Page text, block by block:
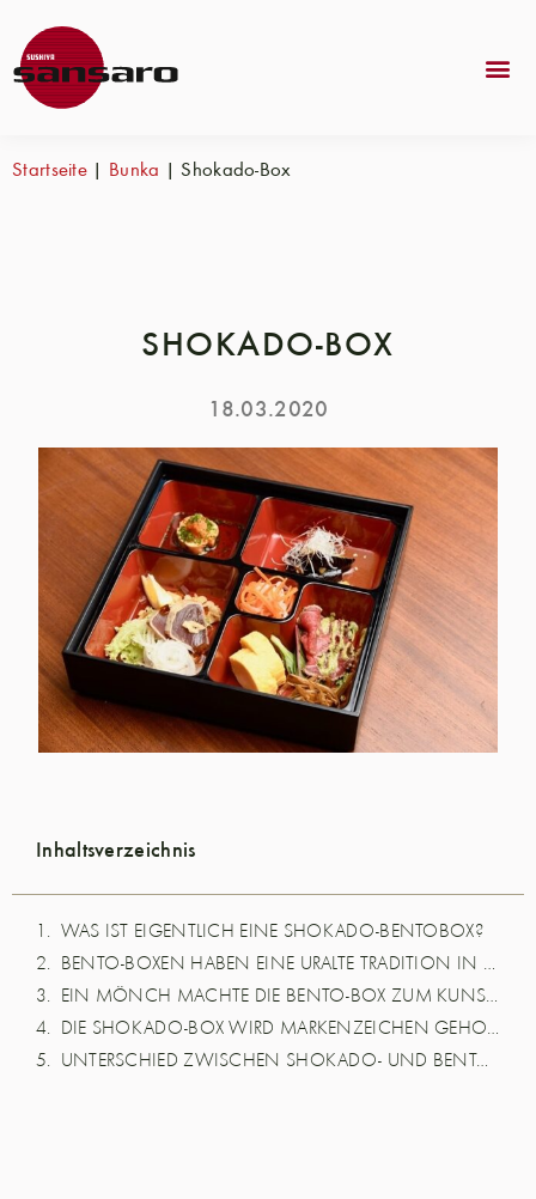
Startseite | Bunka |Shokado-Box
SHOKADO-BOX
18.03.2020
Inhaltsverzeichnis
WAS IST EIGENTLICH EINE SHOKADO-BENTOBOX?
BENTO-BOXEN HABEN EINE URALTE TRADITION IN DER JAPANISCHEN KÜCHE
EIN MÖNCH MACHTE DIE BENTO-BOX ZUM KUNSTGEGENSTAND
DIE SHOKADO-BOX WIRD MARKENZEICHEN GEHOBENER GASTRONOMIE
UNTERSCHIED ZWISCHEN SHOKADO- UND BENTO-BOX